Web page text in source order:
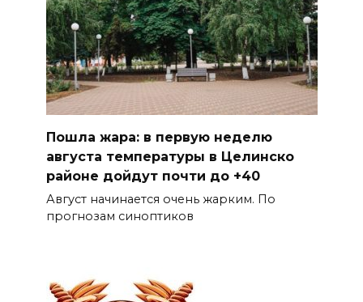
Пошла жара: в первую неделю
августа температуры в Целинско
районе дойдут почти до +40
Август начинается очень жарким. По
прогнозам синоптиков